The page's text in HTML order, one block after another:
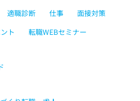
適職診断 仕事
面接対策
ト 転職WEBセミナー